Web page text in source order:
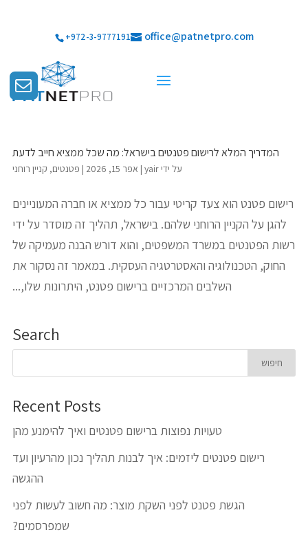
+972-3-9777191 office@patnetpro.com
המדריך המלא לרישום פטנטים בישראל: מה שכל ממציא חייב לדעת
על ידיyair
| אפר 15, 2026 | פטנטים, קניין רוחני
רישום פטנט הוא צעד קריטי עבור כל ממציא או חברה המעוניינים
להגן על הקניין הרוחני שלהם. בישראל, תהליך זה מוסדר על ידי
רשות הפטנטים במשרד המשפטים, והוא דורש הבנה מעמיקה של
החוק, הטכנולוגיה והאסטרטגיה העסקית. במאמר זה נסקור את
השלבים המרכזיים ברישום פטנט, היתרונות שלו,...
Search
Recent Posts
טעויות נפוצות ברישום פטנטים ואיך להימנע מהן
רישום פטנטים ליזמים: איך לבנות תהליך נכון מהרעיון ועד
ההגשה
הגשת פטנט לפני השקת מוצר: מה חשוב לעשות לפני
שמפרסמים?